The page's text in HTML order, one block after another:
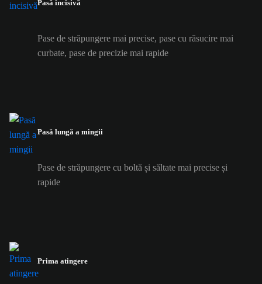
Pasă incisivă
Pase de străpungere mai precise, pase cu răsucire mai
curbate, pase de precizie mai rapide
Pasă lungă a mingii
Pase de străpungere cu boltă și săltate mai precise și
rapide
Prima atingere